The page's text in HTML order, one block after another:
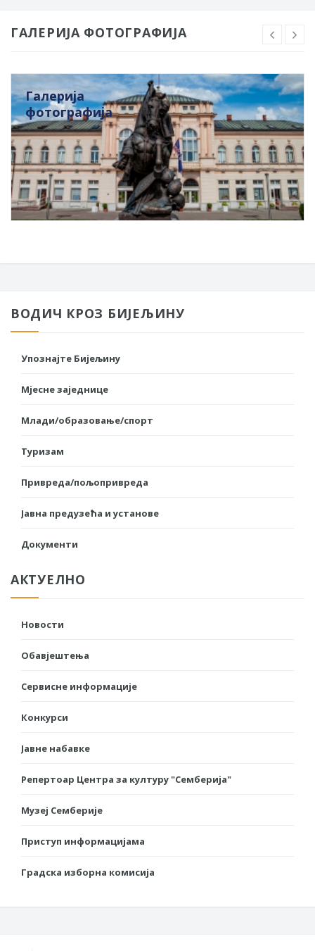
ГАЛЕРИЈА ФОТОГРАФИЈА
Галерија
фотографија
ВОДИЧ КРОЗ БИЈЕЉИНУ
Упознајте Бијељину
Мјесне заједнице
Млади/образовање/спорт
Туризам
Привреда/пољопривреда
Јавна предузећа и установе
Документи
АКТУЕЛНО
Новости
Обавјештења
Сервисне информације
Конкурси
Јавне набавке
Репертоар Центра за културу "Семберија"
Музеј Семберије
Приступ информацијама
Градска изборна комисија